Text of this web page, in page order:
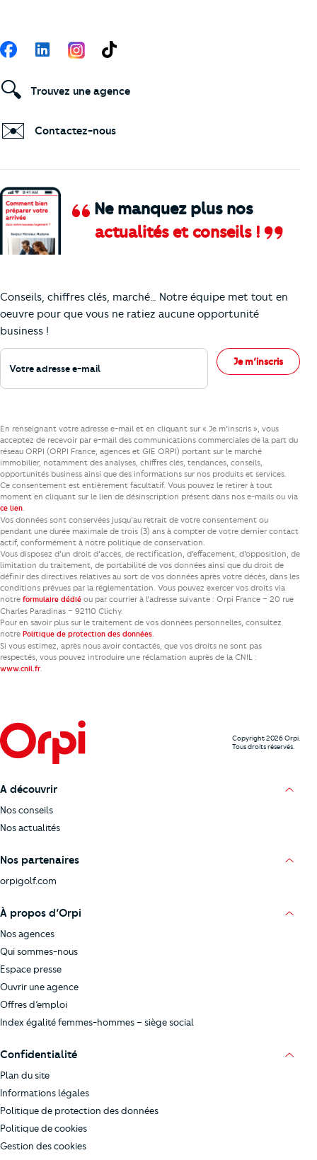
Ne manquez plus nos
actualités et conseils !
Conseils, chiffres clés, marché… Notre équipe met tout en
oeuvre pour que vous ne ratiez aucune opportunité
business !
Votre adresse e-mail
Je m’inscris
Suivez-nous
FacebookLinkedIn TikTok
🔍 Trouvez une agence
✉️ Contactez-nous
En renseignant votre adresse e-mail et en cliquant sur « Je m’inscris », vous
acceptez de recevoir par e-mail des communications commerciales de la part du
réseau ORPI (ORPI France, agences et GIE ORPI) portant sur le marché
immobilier, notamment des analyses, chiffres clés, tendances, conseils,
opportunités business ainsi que des informations sur nos produits et services.
Ce consentement est entièrement facultatif. Vous pouvez le retirer à tout
moment en cliquant sur le lien de désinscription présent dans nos e-mails ou via
ce lien.
Vos données sont conservées jusqu’au retrait de votre consentement ou
pendant une durée maximale de trois (3) ans à compter de votre dernier contact
actif, conformément à notre politique de conservation.
Vous disposez d’un droit d’accès, de rectification, d’effacement, d’opposition, de
limitation du traitement, de portabilité de vos données ainsi que du droit de
définir des directives relatives au sort de vos données après votre décès, dans les
conditions prévues par la réglementation. Vous pouvez exercer vos droits via
notre formulaire dédié ou par courrier à l’adresse suivante : Orpi France – 20 rue
Charles Paradinas – 92110 Clichy.
Pour en savoir plus sur le traitement de vos données personnelles, consultez
notre Politique de protection des données.
Si vous estimez, après nous avoir contactés, que vos droits ne sont pas
respectés, vous pouvez introduire une réclamation auprès de la CNIL :
www.cnil.fr.
Copyright 2026 Orpi.
Tous droits réservés.
A découvrir
Nos conseils
Nos actualités
Nos partenaires
orpigolf.com
À propos d’Orpi
Nos agences
Qui sommes-nous
Espace presse
Ouvrir une agence
Offres d’emploi
Index égalité femmes-hommes – siège social
Confidentialité
Plan du site
Informations légales
Politique de protection des données
Politique de cookies
Gestion des cookies